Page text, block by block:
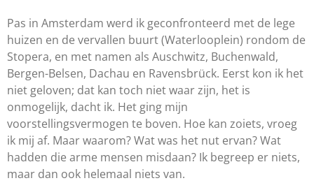
Pas in Amsterdam werd ik geconfronteerd met de lege
huizen en de vervallen buurt (Waterlooplein) rondom de
Stopera, en met namen als Auschwitz, Buchenwald,
Bergen-Belsen, Dachau en Ravensbrück. Eerst kon ik het
niet geloven; dat kan toch niet waar zijn, het is
onmogelijk, dacht ik. Het ging mijn
voorstellingsvermogen te boven. Hoe kan zoiets, vroeg
ik mij af. Maar waarom? Wat was het nut ervan? Wat
hadden die arme mensen misdaan? Ik begreep er niets,
maar dan ook helemaal niets van.